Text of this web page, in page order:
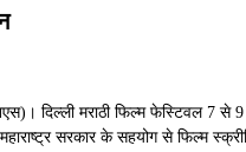
दिल्ली मराठी फिल्म फेस्टिवल
सरकार के सहयोग से फिल्म